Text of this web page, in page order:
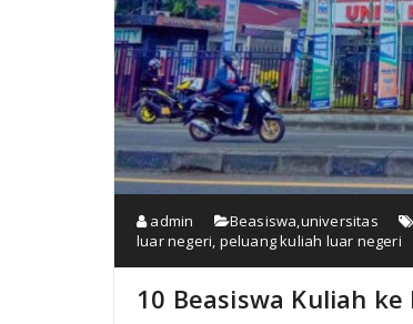
admin Beasiswa,universitas
luar negeri, peluang kuliah luar negeri
10 Beasiswa Kuliah